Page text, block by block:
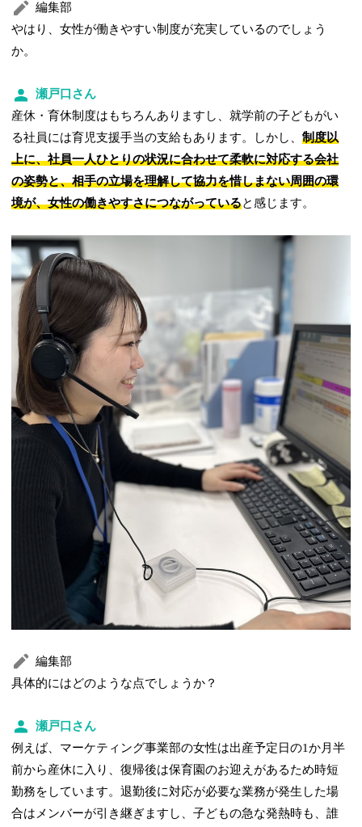
編集部
やはり、女性が働きやすい制度が充実しているのでしょう
か。
瀬戸口さん
産休・育休制度はもちろんありますし、就学前の子どもがい
る社員には育児支援手当の支給もあります。しかし、制度以
上に、社員一人ひとりの状況に合わせて柔軟に対応する会社
の姿勢と、相手の立場を理解して協力を惜しまない周囲の環
境が、女性の働きやすさにつながっていると感じます。
編集部
具体的にはどのような点でしょうか？
瀬戸口さん
例えば、マーケティング事業部の女性は出産予定日の1か月半
前から産休に入り、復帰後は保育園のお迎えがあるため時短
勤務をしています。退勤後に対応が必要な業務が発生した場
合はメンバーが引き継ぎますし、子どもの急な発熱時も、誰